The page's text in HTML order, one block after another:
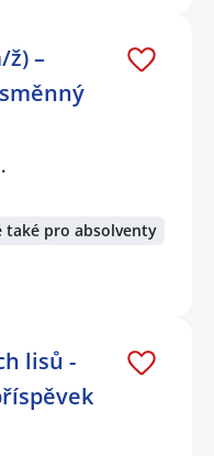
–
také pro absolventy
lisů -